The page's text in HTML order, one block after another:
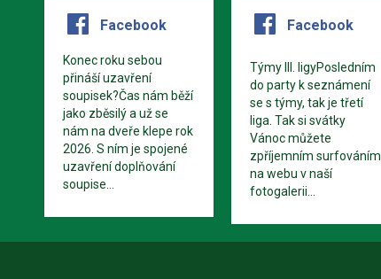
Facebook
Konec roku sebou
přináší uzavření
soupisek?Čas nám běží
jako zběsilý a už se
nám na dveře klepe rok
2026. S ním je spojené
uzavření doplňování
soupise...
Facebook
Týmy III. ligyPosledním
do party k seznámení
se s týmy, tak je třetí
liga. Tak si svátky
Vánoc můžete
zpříjemním surfováním
na webu v naší
fotogalerii...